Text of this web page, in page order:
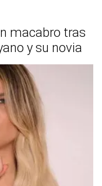
macabro tras
y su novia